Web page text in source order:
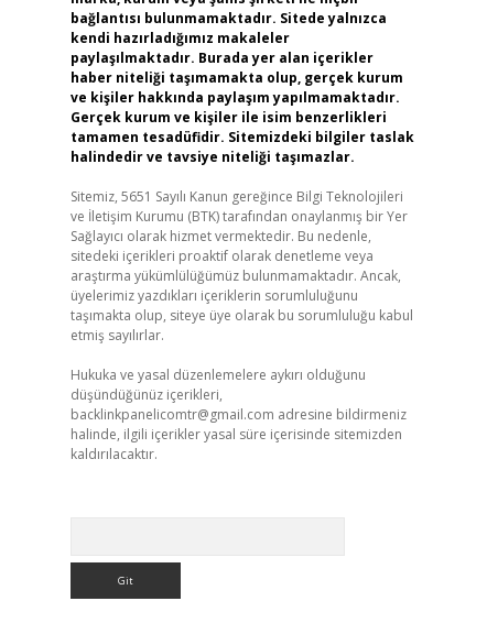
bağlantısı bulunmamaktadır. Sitede yalnızca
kendi hazırladığımız makaleler
paylaşılmaktadır. Burada yer alan içerikler
haber niteliği taşımamakta olup, gerçek kurum
ve kişiler hakkında paylaşım yapılmamaktadır.
Gerçek kurum ve kişiler ile isim benzerlikleri
tamamen tesadüfidir. Sitemizdeki bilgiler taslak
halindedir ve tavsiye niteliği taşımazlar.
Sitemiz, 5651 Sayılı Kanun gereğince Bilgi Teknolojileri
ve İletişim Kurumu (BTK) tarafından onaylanmış bir Yer
Sağlayıcı olarak hizmet vermektedir. Bu nedenle,
sitedeki içerikleri proaktif olarak denetleme veya
araştırma yükümlülüğümüz bulunmamaktadır. Ancak,
üyelerimiz yazdıkları içeriklerin sorumluluğunu
taşımakta olup, siteye üye olarak bu sorumluluğu kabul
etmiş sayılırlar.
Hukuka ve yasal düzenlemelere aykırı olduğunu
düşündüğünüz içerikleri,
backlinkpanelicomtr@gmail.com adresine bildirmeniz
halinde, ilgili içerikler yasal süre içerisinde sitemizden
kaldırılacaktır.